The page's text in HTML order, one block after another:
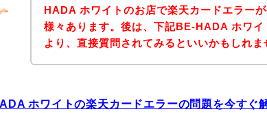
HADA ホワイトのお店で楽天カードエラー
様々あります。後は、下記BE-HADA ホワイ
より、直接質問されてみるといいかもしれま
ホワイトの楽天カードエラーの問題を今すぐ